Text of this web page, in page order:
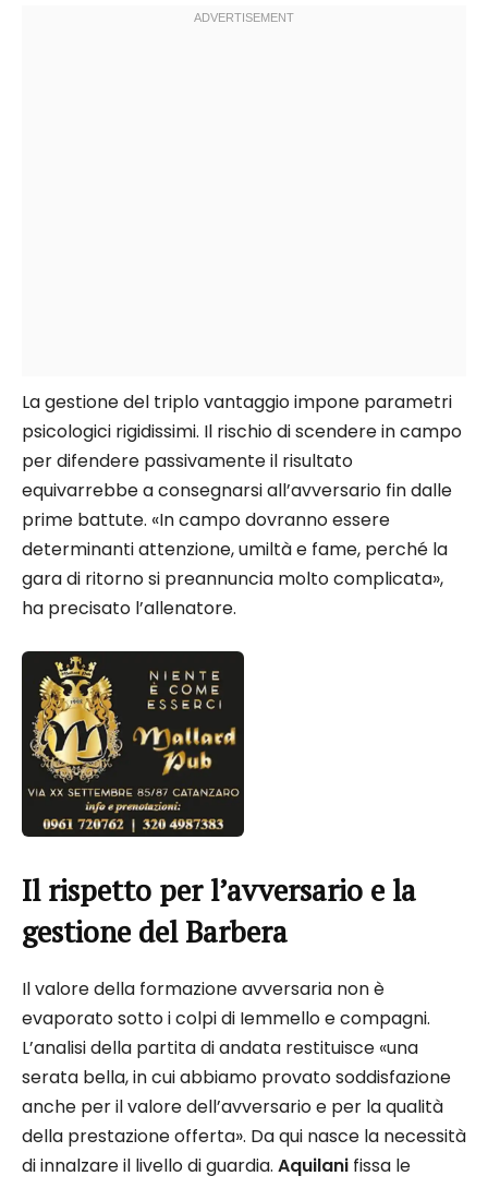
La gestione del triplo vantaggio impone parametri
psicologici rigidissimi. Il rischio di scendere in campo
per difendere passivamente il risultato
equivarrebbe a consegnarsi all’avversario fin dalle
prime battute. «In campo dovranno essere
determinanti attenzione, umiltà e fame, perché la
gara di ritorno si preannuncia molto complicata»,
ha precisato l’allenatore.
Il rispetto per l’avversario e la
gestione del Barbera
Il valore della formazione avversaria non è
evaporato sotto i colpi di Iemmello e compagni.
L’analisi della partita di andata restituisce «una
serata bella, in cui abbiamo provato soddisfazione
anche per il valore dell’avversario e per la qualità
della prestazione offerta». Da qui nasce la necessità
di innalzare il livello di guardia. Aquilani fissa le